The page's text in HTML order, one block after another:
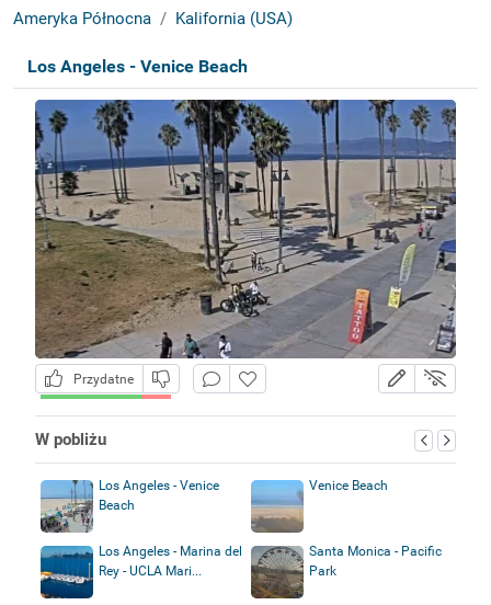
Ameryka Północna Kalifornia (USA)
Los Angeles - Venice Beach
Przydatne
W pobliżu
Los Angeles - Venice
Beach
Venice Beach
Los Angeles - Marina del
Rey - UCLA Mari...
Santa Monica - Pacific
Park